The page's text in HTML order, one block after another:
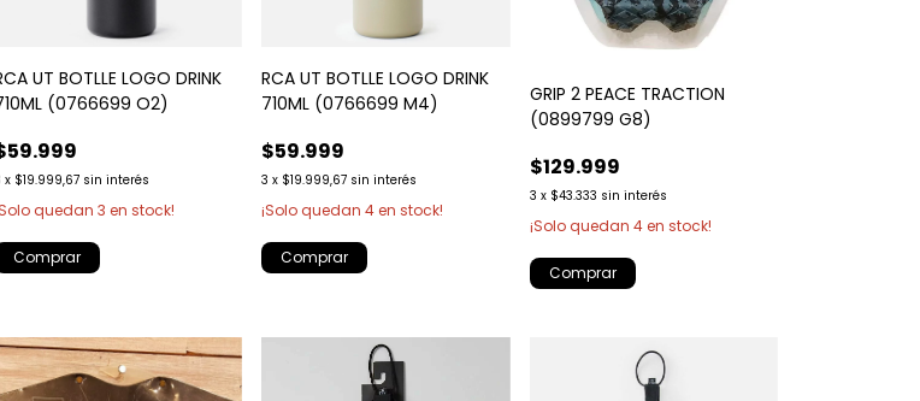
UT BOTLLE LOGO DRINK
(0766699 O2)
x $19.999,67 sin interés
quedan 3 en stock!
RCA UT BOTLLE LOGO DRINK
710ML (0766699 M4)
$59.999
3 x $19.999,67 sin interés
¡Solo quedan4en stock!
GRIP 2 PEACE TRACTION
(0899799 G8)
$129.999
3 x $43.333 sin interés
¡Solo quedan 4en stock!